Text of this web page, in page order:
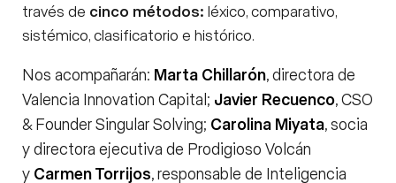
través de cinco métodos: léxico, comparativo,
sistémico, clasificatorio e histórico.
Nos acompañarán: Marta Chillarón, directora de
Valencia Innovation Capital; Javier Recuenco, CSO
& Founder Singular Solving; Carolina Miyata, socia
y directora ejecutiva de Prodigioso Volcán
y Carmen Torrijos , responsable de Inteligencia